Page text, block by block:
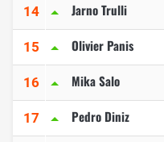
14 Jarno Trulli
15 Olivier Panis
16 Mika Salo
17 Pedro Diniz